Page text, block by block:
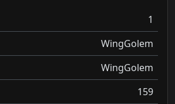
1
WingGolem
WingGolem
159